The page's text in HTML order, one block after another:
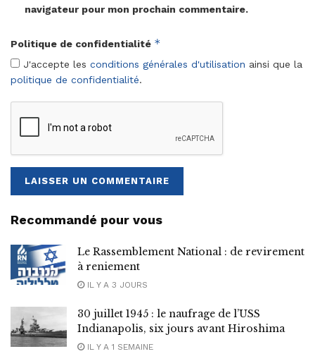
navigateur pour mon prochain commentaire.
Politique de confidentialité *
J'accepte les conditions générales d'utilisation ainsi que la
politique de confidentialité.
Recommandé pour vous
Le Rassemblement National : de revirement
à reniement
IL Y A 3 JOURS
30 juillet 1945 : le naufrage de l’USS
Indianapolis, six jours avant Hiroshima
IL Y A 1 SEMAINE